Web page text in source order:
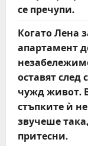
се пречупи.
Когато Лена
апартамент
оставят
чужд живот.
стъпките ѝ
звучеше
притесни.